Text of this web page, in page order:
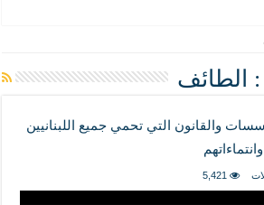
الأمين من الأحداث والقضايا - اضغط للاطلاع
بسنة رسول الله ( صلى الله عليه وآله) فكلّ
يجوز أن تكون على حساب الأوطان
ولا أحزابنا ولا جماعاتنا، بل الإنصهار الوطني والدولة
الطائف
والقانون التي تحمي جميع اللبنانيين
5,421